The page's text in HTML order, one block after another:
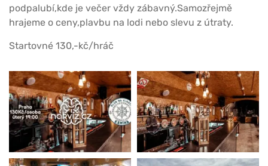
podpalubí,kde je večer vždy zábavný.Samozřejmě
hrajeme o ceny,plavbu na lodi nebo slevu z útraty.
Startovné 130,-kč/hráč